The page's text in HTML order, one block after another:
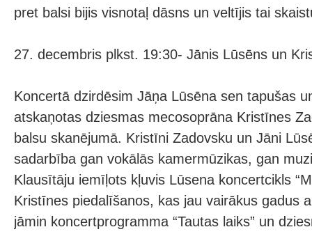
pret balsi bijis visnotaļ dāsns un veltījis tai
27. decembris plkst. 19:30- Jānis Lūsēns un
Koncertā dzirdēsim Jāņa Lūsēna sen tapušas
atskaņotas dziesmas mecosoprāna Kristīnes
balsu skanējumā. Kristīni Zadovsku un Jāni
sadarbība gan vokālās kamermūzikas, gan
Klausītāju iemīļots kļuvis Lūsena koncertcikls
Kristīnes piedalīšanos, kas jau vairākus gadus
jāmin koncertprogramma “Tautas laiks” un